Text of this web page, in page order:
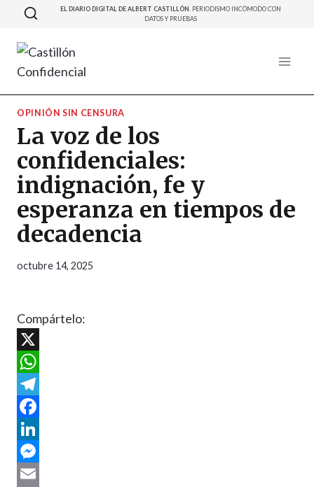
Saltar
contenido
EL DIARIO DIGITAL DE ALBERT CASTILLÓN. PERIODISMO INCÓMODO CON
DATOS Y PRUEBAS
OPINIÓN SIN CENSURA
La voz de los
confidenciales:
indignación, fe y
esperanza en tiempos de
decadencia
octubre 14, 2025
Compártelo:
X
W
h
a
t
s
T
e
e
F
a
c
L
M